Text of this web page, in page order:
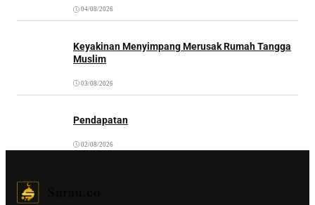
04/08/2026
Keyakinan Menyimpang Merusak Rumah Tangga
Muslim
03/08/2026
Pendapatan
02/08/2026